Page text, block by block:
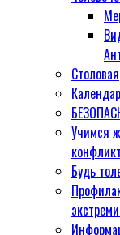
Столовая
Учимся
Будь